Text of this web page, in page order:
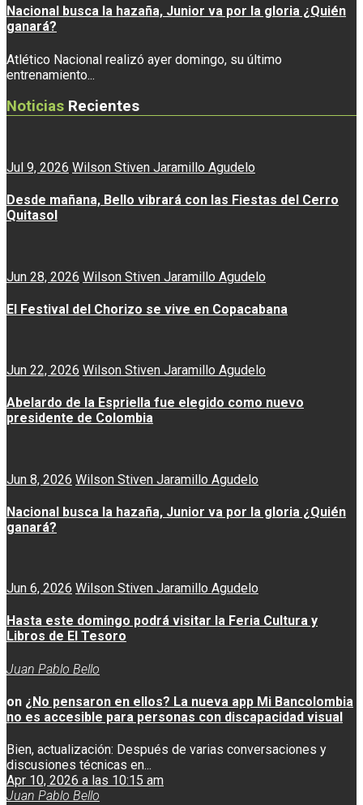
Nacional busca la hazaña, Junior va por la gloria ¿Quién
ganará?
Atlético Nacional realizó ayer domingo, su último
entrenamiento...
Noticias Recientes
Jul 9, 2026 Wilson Stiven Jaramillo Agudelo
Desde mañana, Bello vibrará con las Fiestas del Cerro
Quitasol
Jun 28, 2026 Wilson Stiven Jaramillo Agudelo
El Festival del Chorizo se vive en Copacabana
Jun 22, 2026 Wilson Stiven Jaramillo Agudelo
Abelardo de la Espriella fue elegido como nuevo
presidente de Colombia
Jun 8, 2026 Wilson Stiven Jaramillo Agudelo
Nacional busca la hazaña, Junior va por la gloria ¿Quién
ganará?
Jun 6, 2026 Wilson Stiven Jaramillo Agudelo
Hasta este domingo podrá visitar la Feria Cultura y
Libros de El Tesoro
Juan Pablo Bello
on ¿No pensaron en ellos? La nueva app Mi Bancolombia
no es accesible para personas con discapacidad visual
Bien, actualización: Después de varias conversaciones y
discusiones técnicas en...
Apr 10, 2026 a las 10:15 am
Juan Pablo Bello